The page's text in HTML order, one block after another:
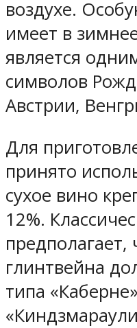
воздухе.
имеет в
является
символов
Австрии,
Для
принято
сухое вино
12%.
предполагает,
глинтвейна
типа